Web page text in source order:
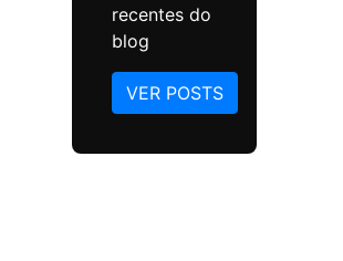
recentes do
blog
VER POSTS